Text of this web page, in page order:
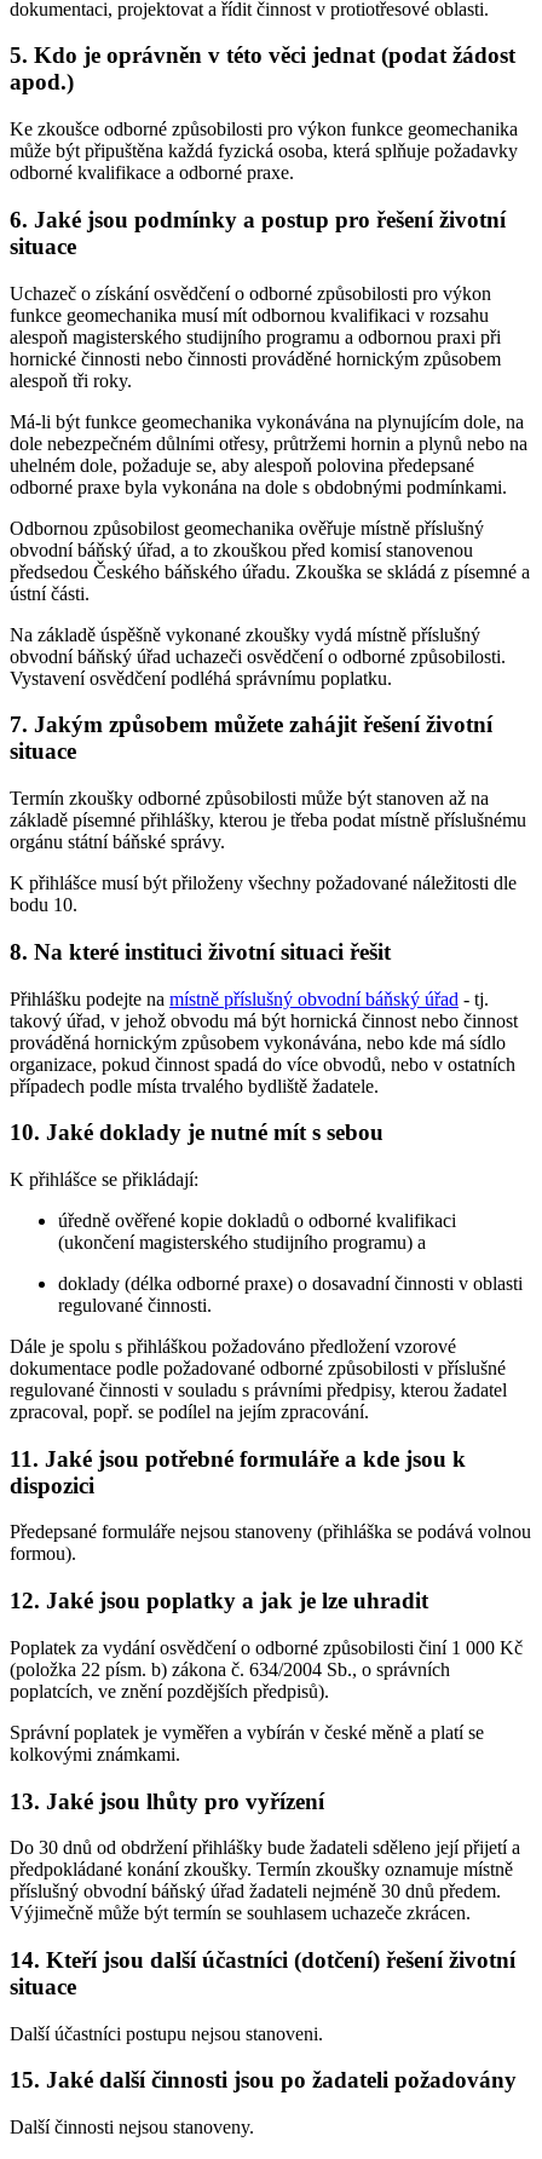
dokumentaci, projektovat a řídit činnost v protiotřesové oblasti.
5. Kdo je oprávněn v této věci jednat (podat žádost
apod.)
Ke zkoušce odborné způsobilosti pro výkon funkce geomechanika
může být připuštěna každá fyzická osoba, která splňuje požadavky
odborné kvalifikace a odborné praxe.
6. Jaké jsou podmínky a postup pro řešení životní
situace
Uchazeč o získání osvědčení o odborné způsobilosti pro výkon
funkce geomechanika musí mít odbornou kvalifikaci v rozsahu
alespoň magisterského studijního programu a odbornou praxi při
hornické činnosti nebo činnosti prováděné hornickým způsobem
alespoň tři roky.
Má-li být funkce geomechanika vykonávána na plynujícím dole, na
dole nebezpečném důlními otřesy, průtržemi hornin a plynů nebo na
uhelném dole, požaduje se, aby alespoň polovina předepsané
odborné praxe byla vykonána na dole s obdobnými podmínkami.
Odbornou způsobilost geomechanika ověřuje místně příslušný
obvodní báňský úřad, a to zkouškou před komisí stanovenou
předsedou Českého báňského úřadu. Zkouška se skládá z písemné a
ústní části.
Na základě úspěšně vykonané zkoušky vydá místně příslušný
obvodní báňský úřad uchazeči osvědčení o odborné způsobilosti.
Vystavení osvědčení podléhá správnímu poplatku.
7. Jakým způsobem můžete zahájit řešení životní
situace
Termín zkoušky odborné způsobilosti může být stanoven až na
základě písemné přihlášky, kterou je třeba podat místně příslušnému
orgánu státní báňské správy.
K přihlášce musí být přiloženy všechny požadované náležitosti dle
bodu 10.
8. Na které instituci životní situaci řešit
Přihlášku podejte na místně příslušný obvodní báňský úřad - tj.
takový úřad, v jehož obvodu má být hornická činnost nebo činnost
prováděná hornickým způsobem vykonávána, nebo kde má sídlo
organizace, pokud činnost spadá do více obvodů, nebo v ostatních
případech podle místa trvalého bydliště žadatele.
10. Jaké doklady je nutné mít s sebou
K přihlášce se přikládají:
úředně ověřené kopie dokladů o odborné kvalifikaci
(ukončení magisterského studijního programu) a
doklady (délka odborné praxe) o dosavadní činnosti v oblasti
regulované činnosti.
Dále je spolu s přihláškou požadováno předložení vzorové
dokumentace podle požadované odborné způsobilosti v příslušné
regulované činnosti v souladu s právními předpisy, kterou žadatel
zpracoval, popř. se podílel na jejím zpracování.
11. Jaké jsou potřebné formuláře a kde jsou k
dispozici
Předepsané formuláře nejsou stanoveny (přihláška se podává volnou
formou).
12. Jaké jsou poplatky a jak je lze uhradit
Poplatek za vydání osvědčení o odborné způsobilosti činí 1 000 Kč
(položka 22 písm. b) zákona č. 634/2004 Sb., o správních
poplatcích, ve znění pozdějších předpisů).
Správní poplatek je vyměřen a vybírán v české měně a platí se
kolkovými známkami.
13. Jaké jsou lhůty pro vyřízení
Do 30 dnů od obdržení přihlášky bude žadateli sděleno její přijetí a
předpokládané konání zkoušky. Termín zkoušky oznamuje místně
příslušný obvodní báňský úřad žadateli nejméně 30 dnů předem.
Výjimečně může být termín se souhlasem uchazeče zkrácen.
14. Kteří jsou další účastníci (dotčení) řešení životní
situace
Další účastníci postupu nejsou stanoveni.
15. Jaké další činnosti jsou po žadateli požadovány
Další činnosti nejsou stanoveny.